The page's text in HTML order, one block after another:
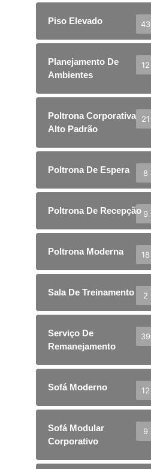
Piso Elevado 43
Planejamento De
Ambientes
12
Poltrona Corporativa
Alto Padrão
21
Poltrona De Espera 8
Poltrona De Recepção 9
Poltrona Moderna 18
Sala De Treinamento 2
Serviço De
Remanejamento
39
Sofá Moderno 12
Sofá Modular
Corporativo
9